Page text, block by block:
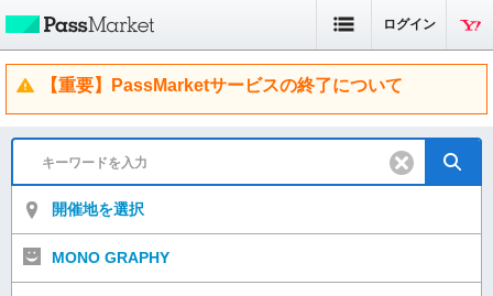
ログイン
【重要】PassMarketサービスの終了について
開催地を選択
MONO GRAPHY